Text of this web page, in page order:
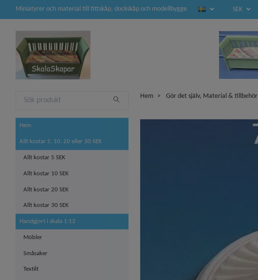
Miniatyrer och material till tittskåp, dockskåp och modellbygge SEK
Hem
Allt kostar 5, 10, 20 eller 30 SEK
Allt kostar 5 SEK
Allt kostar 10 SEK
Allt kostar 20 SEK
Allt kostar 30 SEK
Handgjort i skala 1:12
Möbler
Småsaker
Textilt
Hem Gör det själv, Material & tillbehör